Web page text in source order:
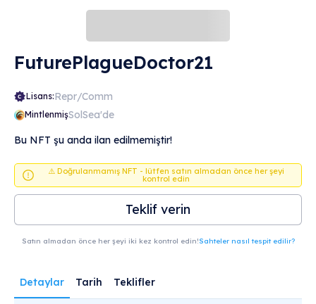
FuturePlagueDoctor21
Lisans:Repr/Comm
MintlenmişSolSea'de
Bu NFT şu anda ilan edilmemiştir!
⚠️ Doğrulanmamış NFT - lütfen satın almadan önce her şeyi
kontrol edin
Teklif verin
Satın almadan önce her şeyi iki kez kontrol edin!Sahteler nasıl tespit edilir?
Detaylar Tarih Teklifler